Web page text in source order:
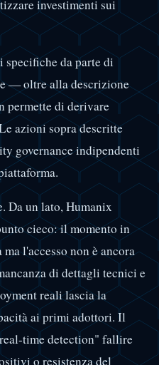
investimenti sui
specifiche da parte di
— oltre alla descrizione
permette di derivare
azioni sopra descritte
governance indipendenti
Da un lato, Humanix
cieco: il momento in
l'accesso non è ancora
di dettagli tecnici e
reali lascia la
ai primi adottori. Il
time detection" fallire
o resistenza del